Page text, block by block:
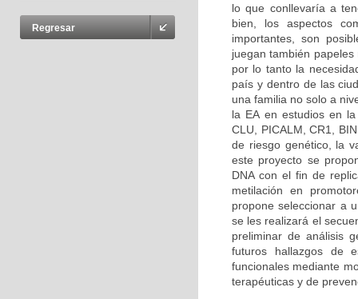
Regresar
lo que conllevaría a
bien, los aspectos
importantes, son
juegan también
por lo tanto la
país y dentro de las
una familia no solo a
la EA en estudios en
CLU, PICALM, CR1,
de riesgo genético, la
este proyecto se
DNA con el fin de
metilación en
propone seleccionar a
se les realizará el
preliminar de análisis
futuros hallazgos de
funcionales mediante
terapéuticas y de